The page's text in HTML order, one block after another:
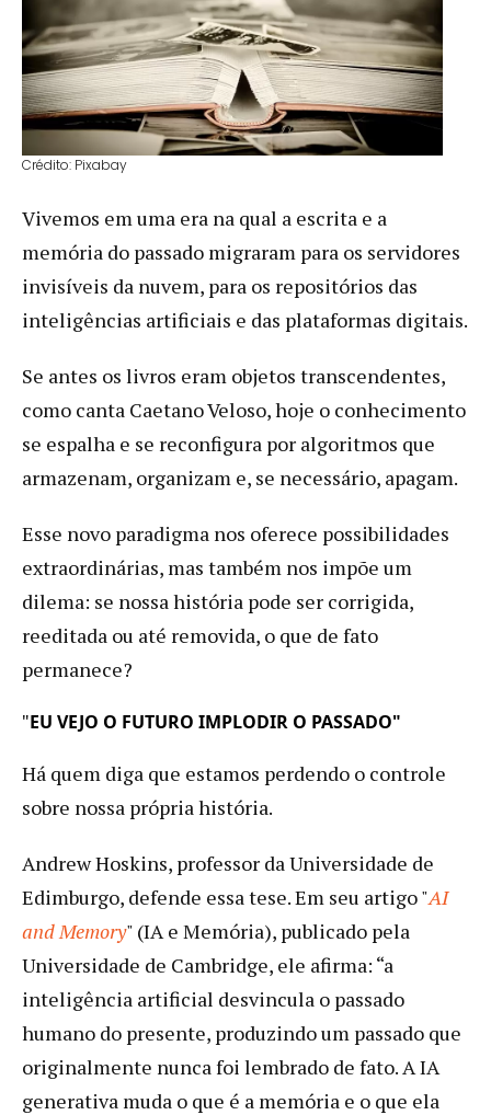
Crédito: Pixabay
Vivemos em uma era na qual a escrita e a
memória do passado migraram para os servidores
invisíveis da nuvem, para os repositórios das
inteligências artificiais e das plataformas digitais.
Se antes os livros eram objetos transcendentes,
como canta Caetano Veloso, hoje o conhecimento
se espalha e se reconfigura por algoritmos que
armazenam, organizam e, se necessário, apagam.
Esse novo paradigma nos oferece possibilidades
extraordinárias, mas também nos impõe um
dilema: se nossa história pode ser corrigida,
reeditada ou até removida, o que de fato
permanece?
"EU VEJO O FUTURO IMPLODIR O PASSADO"
Há quem diga que estamos perdendo o controle
sobre nossa própria história.
Andrew Hoskins, professor da Universidade de
Edimburgo, defende essa tese. Em seu artigo "AI
and Memory" (IA e Memória), publicado pela
Universidade de Cambridge, ele afirma: “a
inteligência artificial desvincula o passado
humano do presente, produzindo um passado que
originalmente nunca foi lembrado de fato. A IA
generativa muda o que é a memória e o que ela